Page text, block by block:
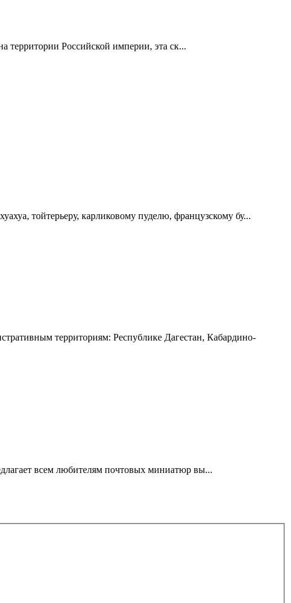
территории Российской империи, эта ск...
тойтерьеру, карликовому пуделю, французскому бу...
территориям: Республике Дагестан, Кабардино-
всем любителям почтовых миниатюр вы...